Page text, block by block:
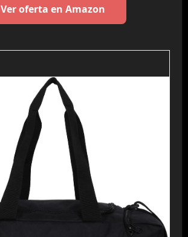
Ver oferta en Amazon